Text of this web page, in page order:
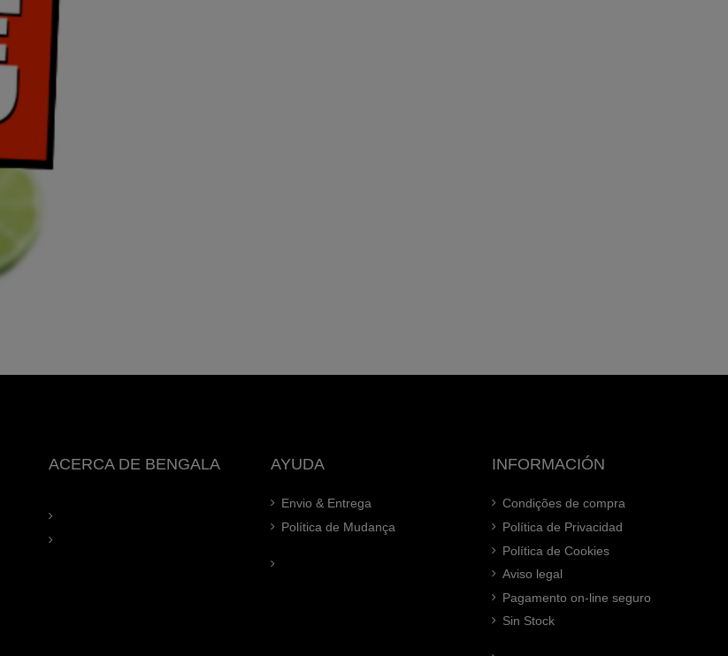
ACERCA DE BENGALA AYUDA
Envio & Entrega
Política de Mudança
INFORMACIÓN
Condições de compra
Política de Privacidad
Política de Cookies
Aviso legal
Pagamento on-line seguro
Sin Stock